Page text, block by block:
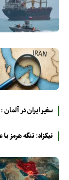
سفیر ایران در آلمان
نیکزاد: تنگه هرمز